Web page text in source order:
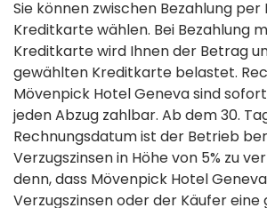
Sie können zwischen Bezahlung
Kreditkarte wählen. Bei Bezahlung
Kreditkarte wird Ihnen der Betrag
gewählten Kreditkarte belastet.
Mövenpick Hotel Geneva sind
jeden Abzug zahlbar. Ab dem 30.
Rechnungsdatum ist der Betrieb
Verzugszinsen in Höhe von 5% zu
denn, dass Mövenpick Hotel
Verzugszinsen oder der Käufer eine